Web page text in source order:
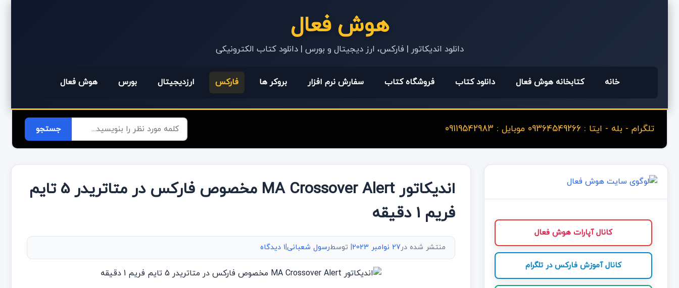
هوش فعال
دانلود اندیکاتور | فارکس، ارز دیجیتال و بورس | دانلود کتاب الکترونیکی
خانه کتابخانه هوش فعال دانلود کتاب فروشگاه کتاب سفارش نرم افزار بروکر ها فارکس ارزدیجیتال بورس هوش فعال
تلگرام - بله - ایتا : 09364549266 موبایل : 09119542983
اندیکاتور MA Crossover Alert مخصوص فارکس در متاتریدر 5 تایم
فریم 1 دقیقه
منتشر شده در27 نوامبر 2023 | توسطرسول شعبانی|۱ دیدگاه
کانال آپارات هوش فعال
کانال آموزش فارکس در تلگرام